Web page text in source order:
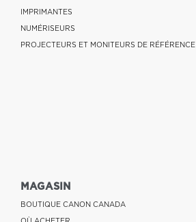
IMPRIMANTES
NUMÉRISEURS
PROJECTEURS ET MONITEURS DE RÉFÉRENCE
MAGASIN
BOUTIQUE CANON CANADA